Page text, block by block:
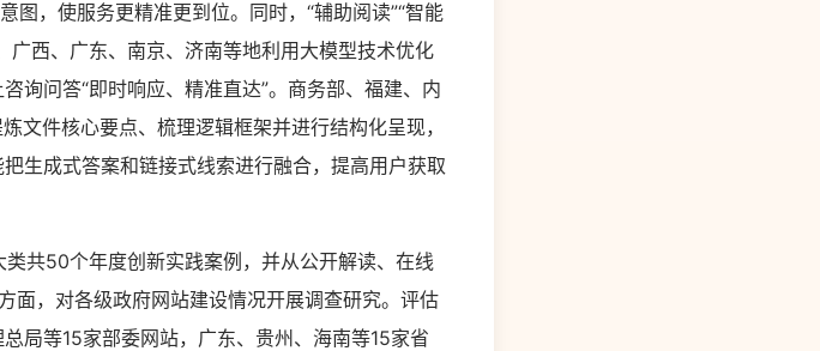
图，使服务更精准更到位。同时，“辅助阅读”“智能
西、广东、南京、济南等地利用大模型技术优化
询问答“即时响应、精准直达”。商务部、福建、内
文件核心要点、梳理逻辑框架并进行结构化呈现，
生成式答案和链接式线索进行融合，提高用户获取
50个年度创新实践案例，并从公开解读、在线
面，对各级政府网站建设情况开展调查研究。评估
局等15家部委网站，广东、贵州、海南等15家省